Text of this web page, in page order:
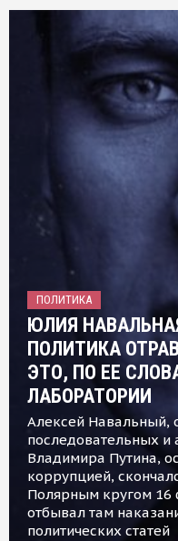
ПОЛИТИКА
ЮЛИЯ
ПОЛИТИКА
ЭТО, ПО ЕЕ
ЛАБОРАТОРИИ
Алексей Навальный,
последовательных и
Владимира Путина,
коррупцией,
Полярным кругом 16
отбывал там
политических статей